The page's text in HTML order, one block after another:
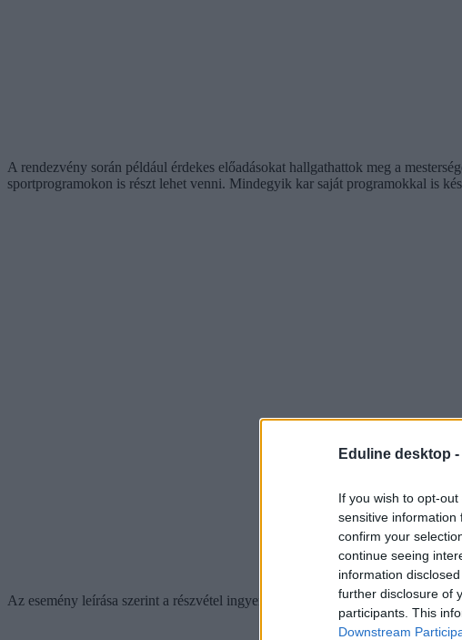
Eduline desktop -
If you wish to opt-
sensitive information
confirm your
continue seeing
information
further disclosure of
participants. This
Downstream
A rendezvény során például érdekes előadásokat hallgathattok meg a
sportprogramokon is részt lehet venni. Mindegyik kar saját programokkal is
Az esemény leírása szerint a részvétel ingyenes, de regisztrációhoz kötött.